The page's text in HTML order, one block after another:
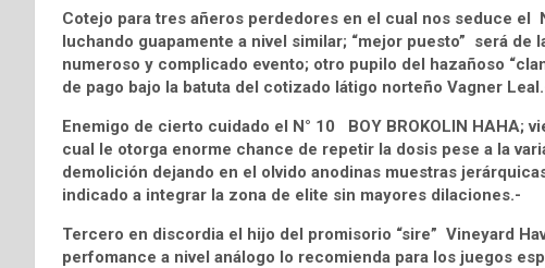
Cotejo para tres añeros perdedores en el cual nos seduce el
luchando guapamente a nivel similar; “mejor puesto” será
numeroso y complicado evento; otro pupilo del hazañoso
de pago bajo la batuta del cotizado látigo norteño Vagner
Enemigo de cierto cuidado el N° 10 BOY BROKOLIN HAHA;
cual le otorga enorme chance de repetir la dosis pese a la
demolición dejando en el olvido anodinas muestras
indicado a integrar la zona de elite sin mayores dilaciones.-
Tercero en discordia el hijo del promisorio “sire” Vineyard
perfomance a nivel análogo lo recomienda para los juegos